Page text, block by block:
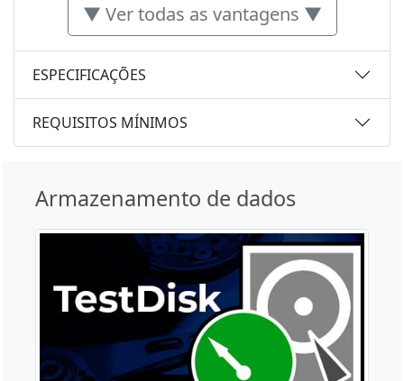
▼ Ver todas as vantagens ▼
ESPECIFICAÇÕES
REQUISITOS MÍNIMOS
Armazenamento de dados